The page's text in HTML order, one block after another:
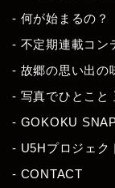
- 何が始まるの？
- 不定期連載コン
- 故郷の思い出の
- 写真でひとこと
- GOKOKU
- U5Hプロジェク
- CONTACT